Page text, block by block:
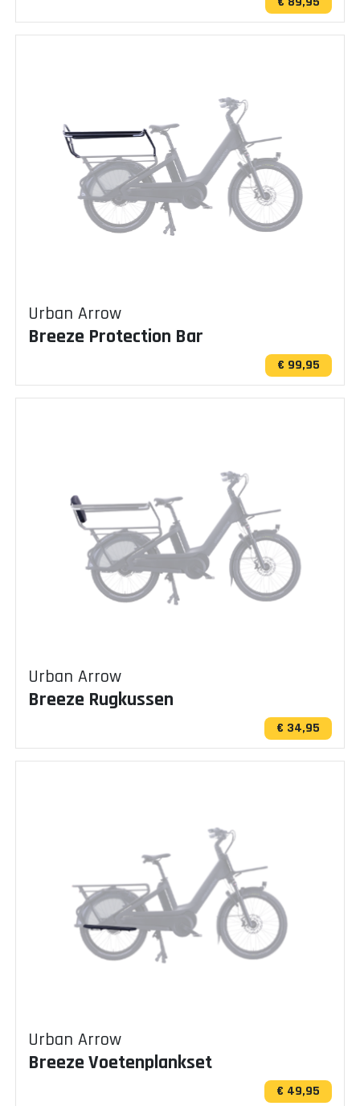
Urban Arrow
Breeze Protection Bar
€ 99,95
Urban Arrow
Breeze Rugkussen
€ 34,95
Urban Arrow
Breeze Voetenplankset
€ 49,95